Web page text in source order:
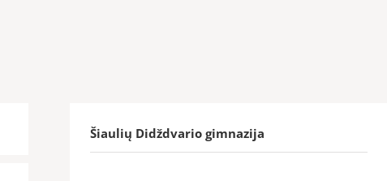
Šiaulių Didždvario gimnazija